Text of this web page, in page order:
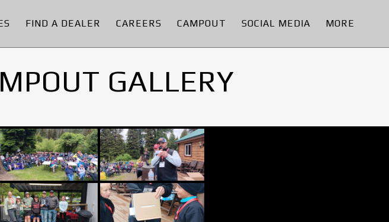
FIND A DEALER CAREERS CAMPOUT SOCIAL MEDIA MORE
GALLERY